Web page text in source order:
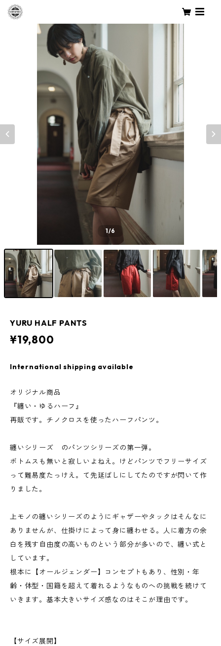
1/6
YURU HALF PANTS
¥19,800
International shipping available
オリジナル商品
『纏い・ゆるハーフ』
再販です。チノクロスを使ったハーフパンツ。
纏いシリーズ のパンツシリーズの第一弾。
ボトムスも無いと寂しいよねえ。けどパンツでフリーサイズ
って難易度たっけえ。て先延ばしにしてたのですが閃いて作
りました。
上モノの纏いシリーズのようにギャザーやタックはそんなに
ありませんが、仕掛けによって身に纏わせる。人に着方の余
白を残す自由度の高いものという部分が多いので、纏い式と
しています。
根本に【オールジェンダー】コンセプトもあり、性別・年
齢・体型・国籍を超えて着れるようなものへの挑戦を続けて
いきます。基本大きいサイズ感なのはそこが理由です。
【サイズ展開】